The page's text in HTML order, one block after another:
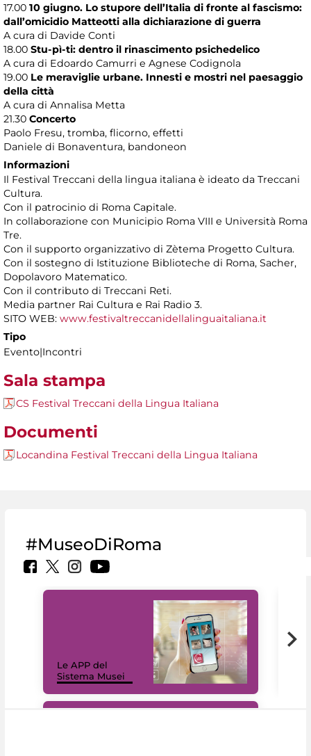
17.00 10 giugno. Lo stupore dell’Italia di fronte al fascismo:
dall’omicidio Matteotti alla dichiarazione di guerra
A cura di Davide Conti
18.00 Stu-pì-ti: dentro il rinascimento psichedelico
A cura di Edoardo Camurri e Agnese Codignola
19.00 Le meraviglie urbane. Innesti e mostri nel paesaggio
della città
A cura di Annalisa Metta
21.30 Concerto
Paolo Fresu, tromba, flicorno, effetti
Daniele di Bonaventura, bandoneon
Informazioni
Il Festival Treccani della lingua italiana è ideato da Treccani
Cultura.
Con il patrocinio di Roma Capitale.
In collaborazione con Municipio Roma VIII e Università Roma
Tre.
Con il supporto organizzativo di Zètema Progetto Cultura.
Con il sostegno di Istituzione Biblioteche di Roma, Sacher,
Dopolavoro Matematico.
Con il contributo di Treccani Reti.
Media partner Rai Cultura e Rai Radio 3.
SITO WEB: www.festivaltreccanidellalinguaitaliana.it
Tipo
Evento|Incontri
Sala stampa
CS Festival Treccani della Lingua Italiana
Documenti
Locandina Festival Treccani della Lingua Italiana
#MuseoDiRoma
Le APP del
Sistema Musei